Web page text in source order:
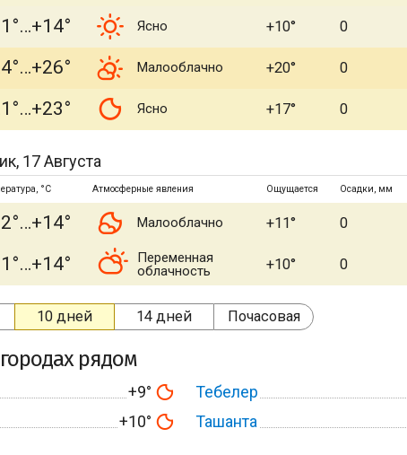
+14° Ясно +10° 0
+26° Малооблачно +20° 0
+23° Ясно +17° 0
17 Августа
°C Атмосферные явления Ощущается Осадки, мм
+14° Малооблачно +11° 0
+14°
Переменная
облачность
+10° 0
10 дней 14 дней Почасовая
рядом
+9° Тебелер
+10° Ташанта